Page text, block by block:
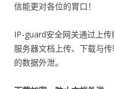
信能更对各位的胃口！
IP-guard安全网关通过上
服务器文档上传、下载与
的数据外泄。